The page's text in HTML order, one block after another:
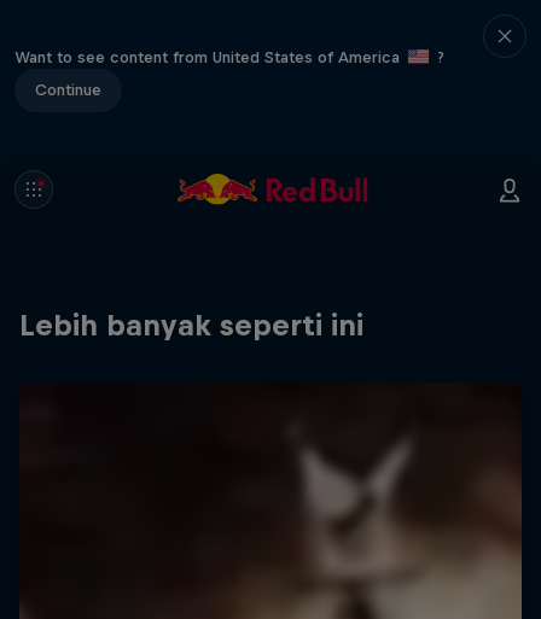
Want to see content from United States of America
?
Continue
Lebih banyak seperti ini